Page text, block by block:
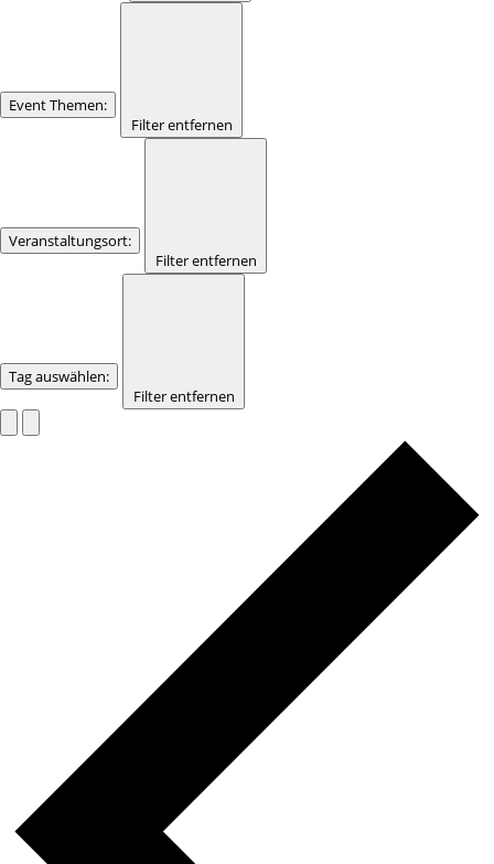
Event Themen:
Filter entfernen
Veranstaltungsort:
Filter entfernen
Tag auswählen:
Filter entfernen